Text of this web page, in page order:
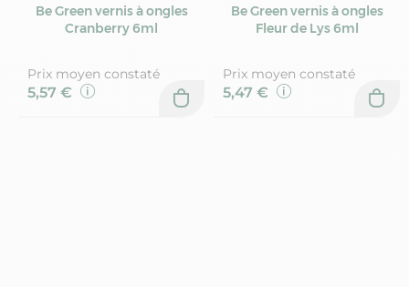
Be Green vernis à ongles
Cranberry 6ml
Prix moyen constaté
5,57 €
Be Green vernis à ongles
Fleur de Lys 6ml
Prix moyen constaté
5,47 €